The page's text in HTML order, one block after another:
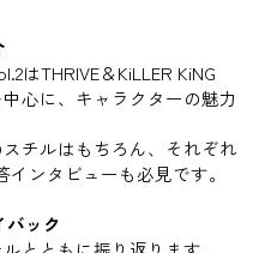
はTHRIVE＆KiLLER KiNG
心に、キャラクターの魅力
チルはもちろん、それぞれ
ンタビューも必見です。
ック